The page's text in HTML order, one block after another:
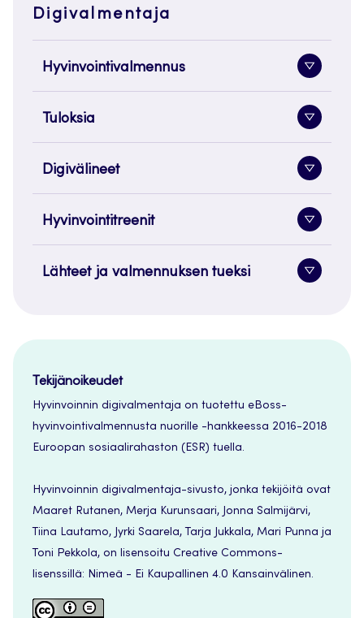
Digivalmentaja
Hyvinvointivalmennus
painike
Tuloksia
painike
Digivälineet
painike
Hyvinvointitreenit
painike
Lähteet ja valmennuksen tueksi
Tekijänoikeudet
Hyvinvoinnin digivalmentaja on tuotettu eBoss-
hyvinvointivalmennusta nuorille -hankkeessa 2016-2018
Euroopan sosiaalirahaston (ESR) tuella.
Hyvinvoinnin digivalmentaja-sivusto, jonka tekijöitä ovat
Maaret Rutanen, Merja Kurunsaari, Jonna Salmijärvi,
Tiina Lautamo, Jyrki Saarela, Tarja Jukkala, Mari Punna ja
Toni Pekkola, on lisensoitu Creative Commons-
lisenssillä: Nimeä - Ei Kaupallinen 4.0 Kansainvälinen.